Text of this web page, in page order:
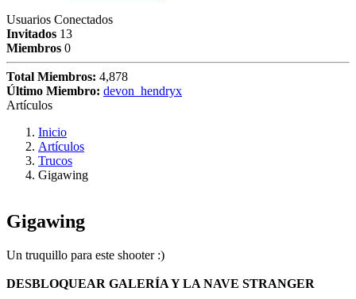
Usuarios Conectados
Invitados 13
Miembros 0
Total Miembros: 4,878
Último Miembro: devon_hendryx
Artículos
Inicio
Artículos
Trucos
Gigawing
Gigawing
Un truquillo para este shooter :)
DESBLOQUEAR GALERÍA Y LA NAVE STRANGER